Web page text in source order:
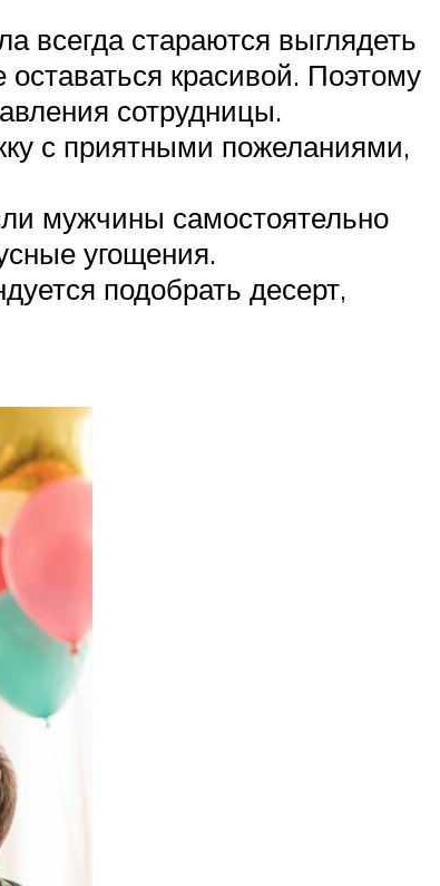
всегда стараются выглядеть
красивой. Поэтому
сотрудницы.
с приятными пожеланиями,
мужчины самостоятельно
угощения.
подобрать десерт,